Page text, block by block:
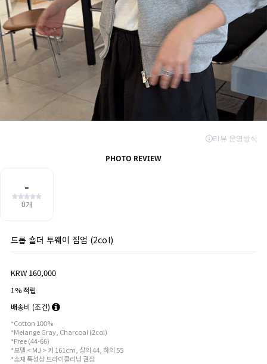
드롭 숄더 투웨이 집업 (2col)
KRW 160,000
1% 적립
배송비 (조건)
*Cotton 100%
*Melange Gray, Charcoal (2col)
*Free (44-66)
*모델 < MJ > 키 161cm, 상의 44, 하의 55
*소재 특성상 드라이클리닝 권장